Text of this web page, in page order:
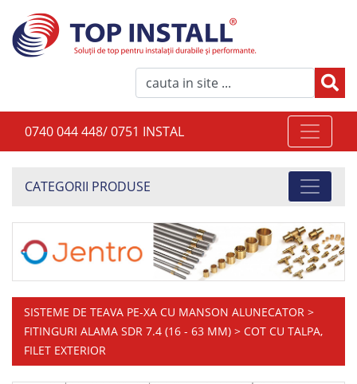
0740 044 448/ 0751 INSTAL
CATEGORII PRODUSE
SISTEME DE TEAVA PE-XA CU MANSON ALUNECATOR >
FITINGURI ALAMA SDR 7.4 (16 - 63 MM) > COT CU TALPA,
FILET EXTERIOR